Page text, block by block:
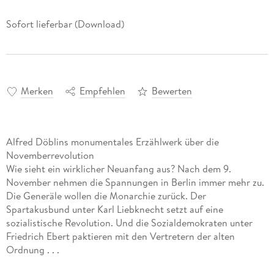
Sofort lieferbar (Download)
Merken Empfehlen Bewerten
Alfred Döblins monumentales Erzählwerk über die
Novemberrevolution
Wie sieht ein wirklicher Neuanfang aus? Nach dem 9.
November nehmen die Spannungen in Berlin immer mehr zu.
Die Generäle wollen die Monarchie zurück. Der
Spartakusbund unter Karl Liebknecht setzt auf eine
sozialistische Revolution. Und die Sozialdemokraten unter
Friedrich Ebert paktieren mit den Vertretern der alten
Ordnung . . .